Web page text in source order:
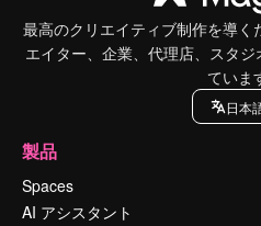
最高のクリエイティブ制作を導く
エイター、企業、代理店、スタ
ていま
日本
製品
Spaces
AI アシスタント